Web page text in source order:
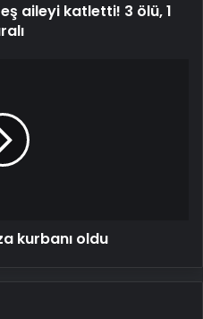
aileyi katletti! 3 ölü, 1
kurbanı oldu